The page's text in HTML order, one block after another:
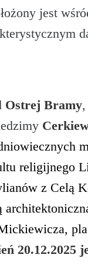
jest
Ostrej Bramy
religijnego
z Celą
20.12.2025